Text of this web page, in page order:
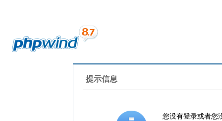
提示信息
您没有登录或者您